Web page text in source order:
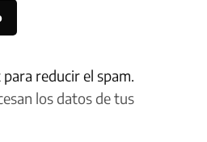
reducir el spam.
los datos de tus